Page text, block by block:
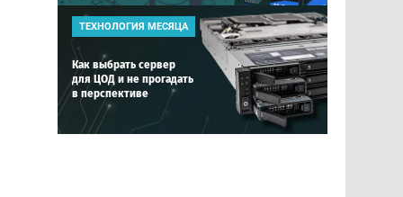
ТЕХНОЛОГИЯ МЕСЯЦА
Как выбрать сервер
для ЦОД и не прогадать
в перспективе